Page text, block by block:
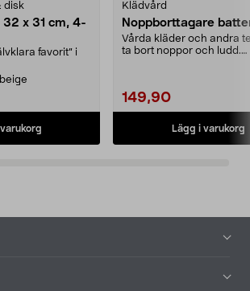
disk
x 31 cm, 4-
favorit” i
Klädvård
Noppborttagare
Vårda kläder och andra
ta bort noppor och ludd.
149,90
Lägg i varukorg